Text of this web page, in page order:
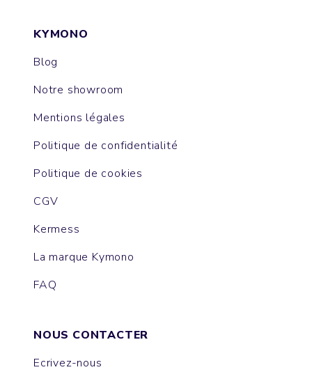
KYMONO
Blog
Notre showroom
Mentions légales
Politique de confidentialité
Politique de cookies
CGV
Kermess
La marque Kymono
FAQ
NOUS CONTACTER
Ecrivez-nous